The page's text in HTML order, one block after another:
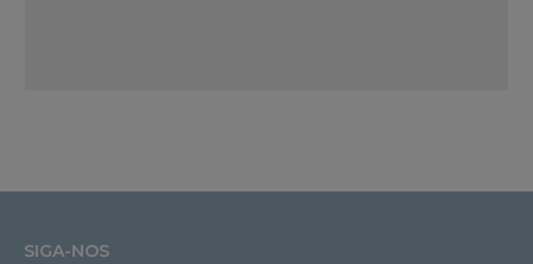
SIGA-NOS